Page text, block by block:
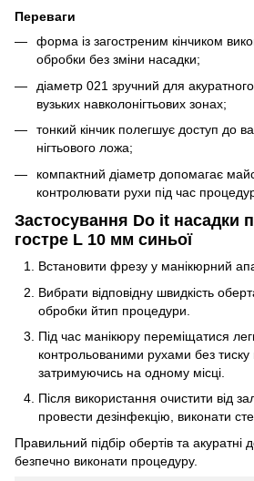
Переваги
форма із загостреним кінчиком
обробки без зміни насадки;
діаметр 021 зручний для
вузьких навколонігтьових зонах;
тонкий кінчик полегшує доступ до
нігтьового ложа;
компактний діаметр допомагає
контролювати рухи під час
Застосування Do it насадки
гостре L 10 мм синьої
Встановити фрезу у манікюрний
Вибрати відповідну швидкість
обробки йтип процедури.
Під час манікюру переміщатися
контрольованими рухами без
затримуючись на одному місці.
Після використання очистити від
провести дезінфекцію, виконати
Правильний підбір обертів та акуратні
безпечно виконати процедуру.